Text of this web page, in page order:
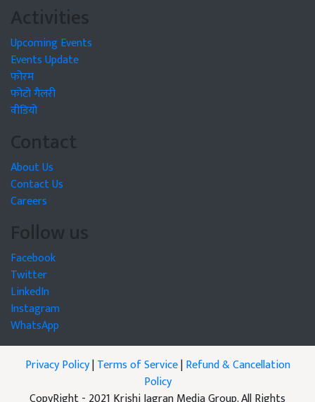
Activities
Upcoming Events
Events Update
फोरम
फोटो गैलरी
वीडियो
Contact
About Us
Contact Us
Careers
Follow us
Facebook
Twitter
LinkedIn
Instagram
WhatsApp
Privacy Policy|Terms of Service|Refund & Cancellation
Policy